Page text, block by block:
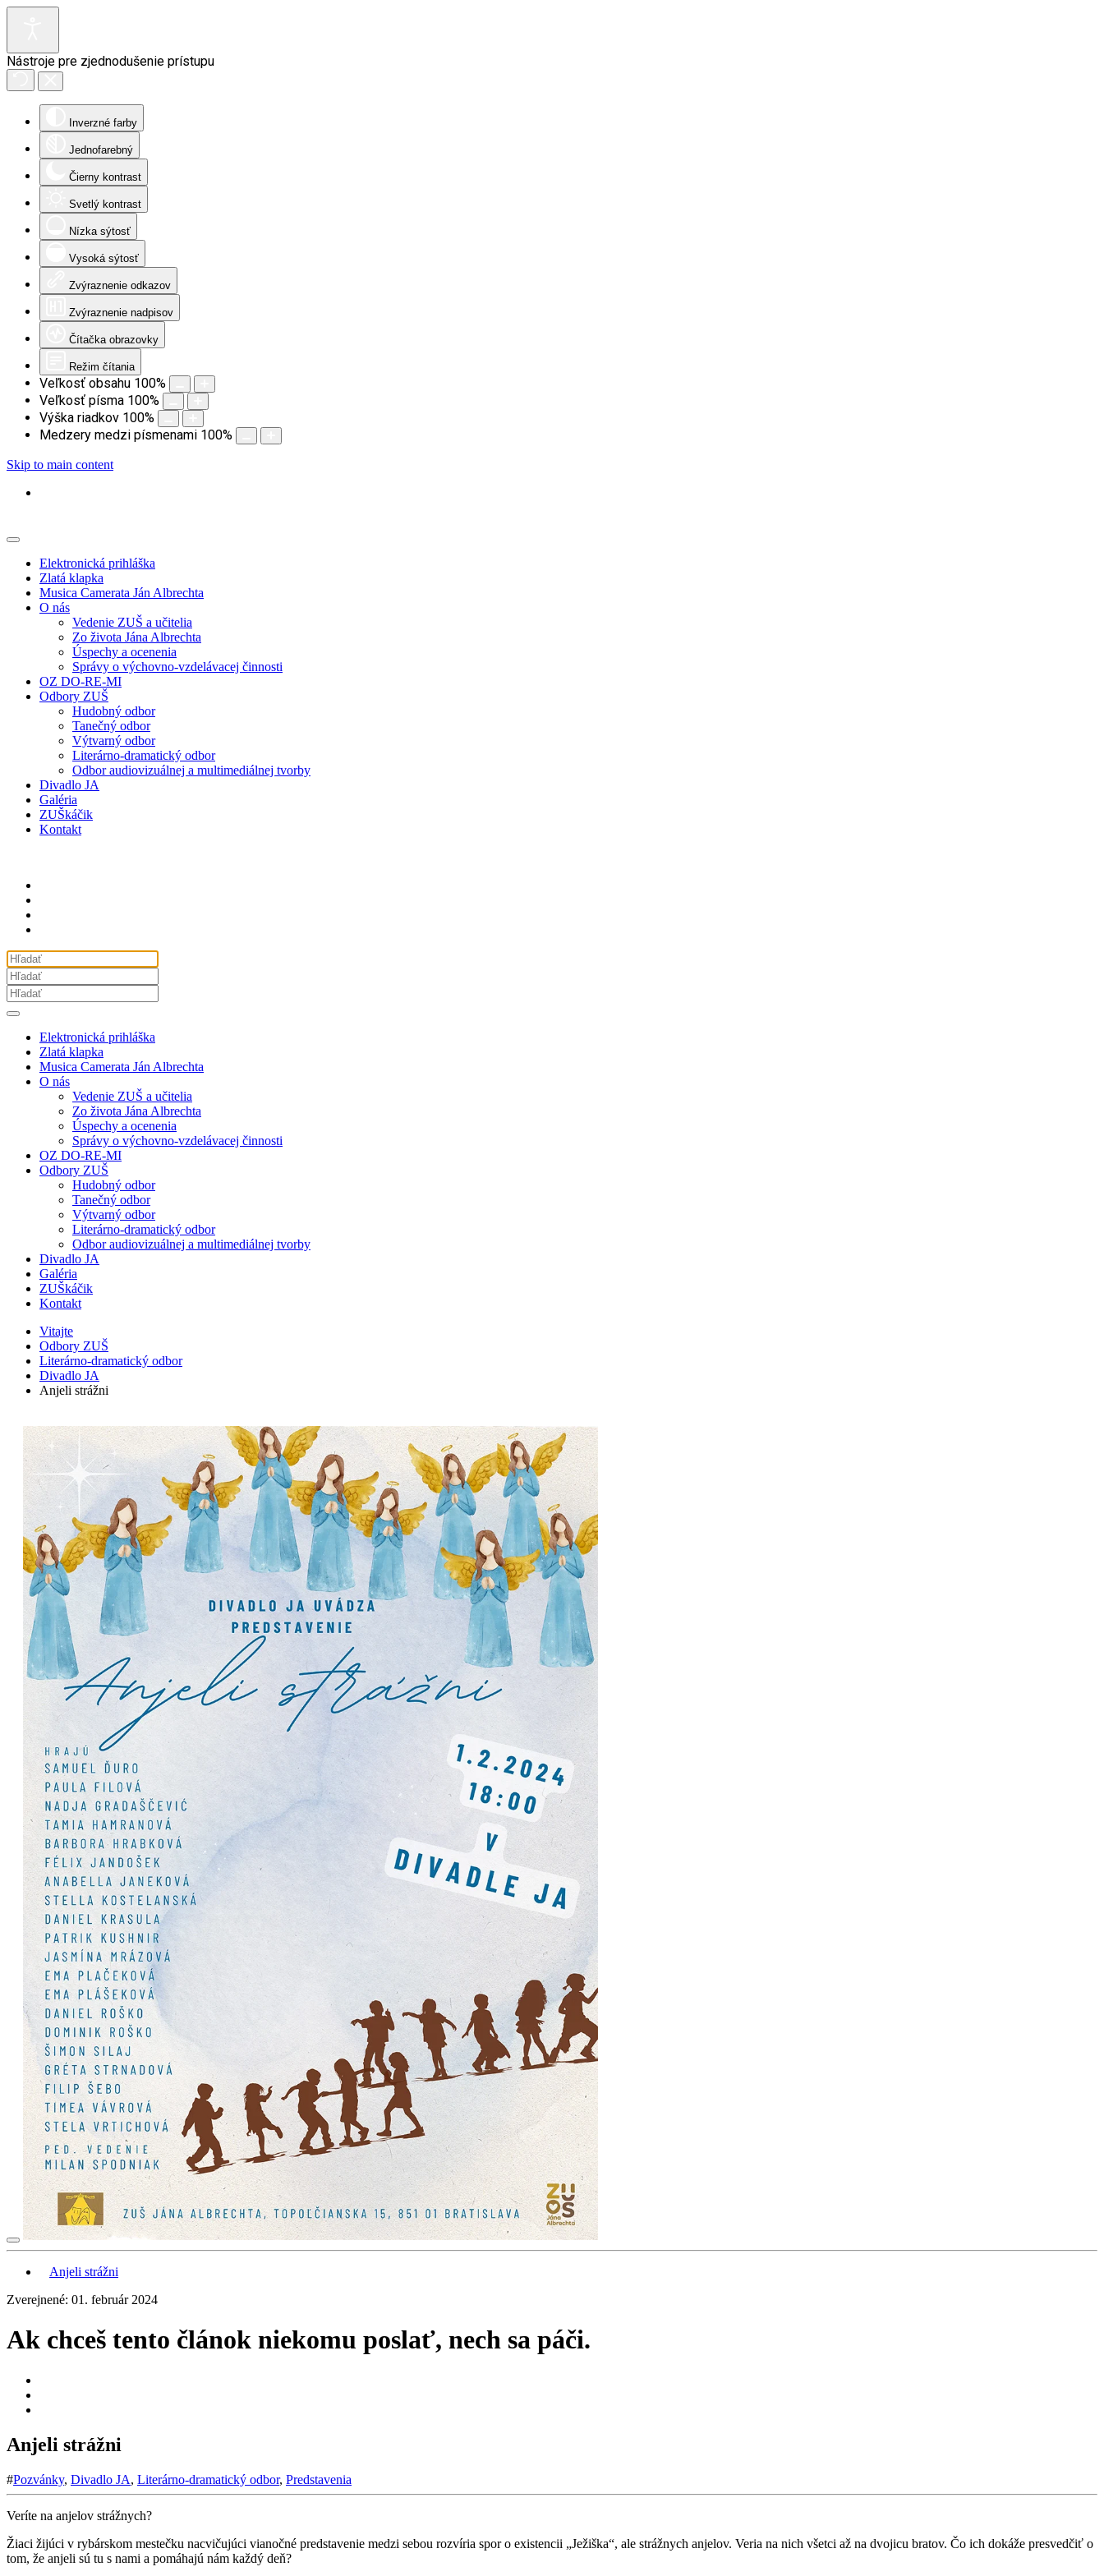
Nástroje pre zjednodušenie prístupu
Inverzné farby
Jednofarebný
Čierny kontrast
Svetlý kontrast
Nízka sýtosť
Vysoká sýtosť
Zvýraznenie odkazov
Zvýraznenie nadpisov
Čítačka obrazovky
Režim čítania
Veľkosť obsahu 100%
Veľkosť písma 100%
Výška riadkov 100%
Medzery medzi písmenami 100%
Skip to main content
Elektronická prihláška
Zlatá klapka
Musica Camerata Ján Albrechta
O nás
Vedenie ZUŠ a učitelia
Zo života Jána Albrechta
Úspechy a ocenenia
Správy o výchovno-vzdelávacej činnosti
OZ DO-RE-MI
Odbory ZUŠ
Hudobný odbor
Tanečný odbor
Výtvarný odbor
Literárno-dramatický odbor
Odbor audiovizuálnej a multimediálnej tvorby
Divadlo JA
Galéria
ZUŠkáčik
Kontakt
Elektronická prihláška
Zlatá klapka
Musica Camerata Ján Albrechta
O nás
Vedenie ZUŠ a učitelia
Zo života Jána Albrechta
Úspechy a ocenenia
Správy o výchovno-vzdelávacej činnosti
OZ DO-RE-MI
Odbory ZUŠ
Hudobný odbor
Tanečný odbor
Výtvarný odbor
Literárno-dramatický odbor
Odbor audiovizuálnej a multimediálnej tvorby
Divadlo JA
Galéria
ZUŠkáčik
Kontakt
Vitajte
Odbory ZUŠ
Literárno-dramatický odbor
Divadlo JA
Anjeli strážni
Anjeli strážni
Zverejnené: 01. február 2024
Ak chceš tento článok niekomu poslať, nech sa páči.
Anjeli strážni
#Pozvánky, Divadlo JA, Literárno-dramatický odbor, Predstavenia
Veríte na anjelov strážnych?
Žiaci žijúci v rybárskom mestečku nacvičujúci vianočné predstavenie medzi sebou rozvíria spor o existencii „Ježiška“, ale strážnych anjelov. Veria na nich všetci až na dvojicu bratov. Čo ich dokáže presvedčiť o
tom, že anjeli sú tu s nami a pomáhajú nám každý deň?